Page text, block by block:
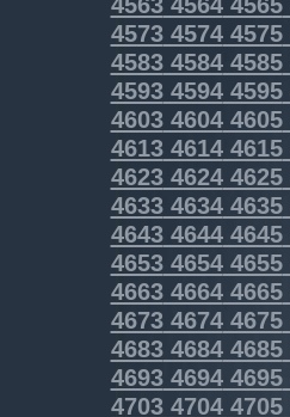
457345744575
458345844585
459345944595
460346044605
461346144615
462346244625
463346344635
464346444645
465346544655
466346644665
467346744675
468346844685
469346944695
470347044705